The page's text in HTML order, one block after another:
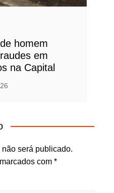
homem
em
na Capital
será publicado.
com *